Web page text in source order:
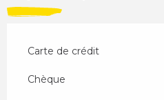
Carte de crédit
Chèque